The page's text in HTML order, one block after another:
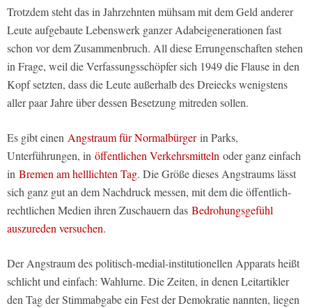
Trotzdem steht das in Jahrzehnten mühsam mit dem Geld anderer
Leute aufgebaute Lebenswerk ganzer Adabeigenerationen fast
schon vor dem Zusammenbruch. All diese Errungenschaften stehen
in Frage, weil die Verfassungsschöpfer sich 1949 die Flause in den
Kopf setzten, dass die Leute außerhalb des Dreiecks wenigstens
aller paar Jahre über dessen Besetzung mitreden sollen.
Es gibt einen Angstraum für Normalbürgerin Parks,
Unterführungen, in öffentlichen Verkehrsmitteln oder ganz einfach
in Bremen am helllichten Tag. Die Größe dieses Angstraums lässt
sich ganz gut an dem Nachdruck messen, mit dem die öffentlich-
rechtlichen Medien ihren Zuschauern das Bedrohungsgefühl
auszureden versuchen.
Der Angstraum des politisch-medial-institutionellen Apparats heißt
schlicht und einfach: Wahlurne. Die Zeiten, in denen Leitartikler
den Tag der Stimmabgabe ein Fest der Demokratie nannten, liegen